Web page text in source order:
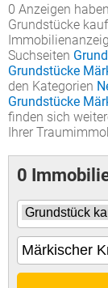
0 Anzeigen
Grundstücke
Suchseiten
Grundstücke
den Kategorien
Grundstücke
finden sich
Ihrer
0